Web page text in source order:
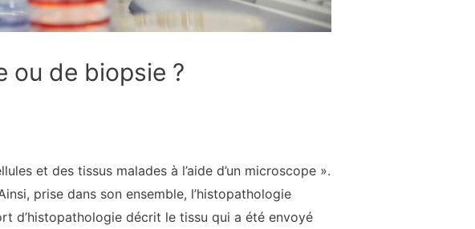
ou de biopsie ?
et des tissus malades à l’aide d’un microscope ».
prise dans son ensemble, l’histopathologie
d’histopathologie décrit le tissu qui a été envoyé